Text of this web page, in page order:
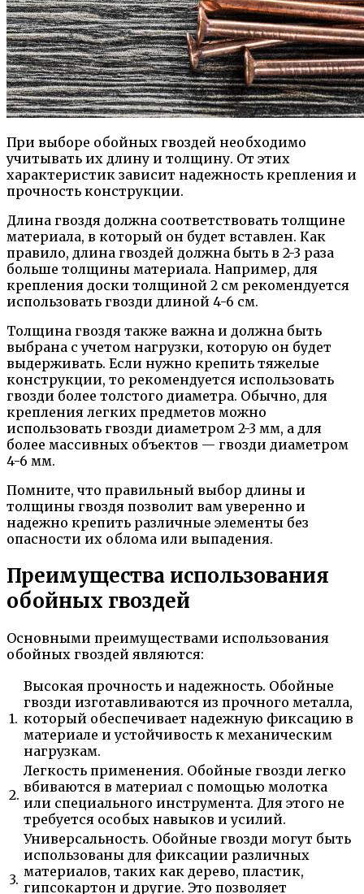
При выборе обойных гвоздей необходимо
учитывать их длину и толщину. От этих
характеристик зависит надежность крепления и
прочность конструкции.
Длина гвоздя должна соответствовать толщине
материала, в который он будет вставлен. Как
правило, длина гвоздей должна быть в 2-3 раза
больше толщины материала. Например, для
крепления доски толщиной 2 см рекомендуется
использовать гвозди длиной 4-6 см.
Толщина гвоздя также важна и должна быть
выбрана с учетом нагрузки, которую он будет
выдерживать. Если нужно крепить тяжелые
конструкции, то рекомендуется использовать
гвозди более толстого диаметра. Обычно, для
крепления легких предметов можно
использовать гвозди диаметром 2-3 мм, а для
более массивных объектов — гвозди диаметром
4-6 мм.
Помните, что правильный выбор длины и
толщины гвоздя позволит вам уверенно и
надежно крепить различные элементы без
опасности их облома или выпадения.
Преимущества использования
обойных гвоздей
Основными преимуществами использования
обойных гвоздей являются:
1.
Высокая прочность и надежность. Обойные
гвозди изготавливаются из прочного металла,
который обеспечивает надежную фиксацию в
материале и устойчивость к механическим
нагрузкам.
2.
Легкость применения. Обойные гвозди легко
вбиваются в материал с помощью молотка
или специального инструмента. Для этого не
требуется особых навыков и усилий.
3.
Универсальность. Обойные гвозди могут быть
использованы для фиксации различных
материалов, таких как дерево, пластик,
гипсокартон и другие. Это позволяет